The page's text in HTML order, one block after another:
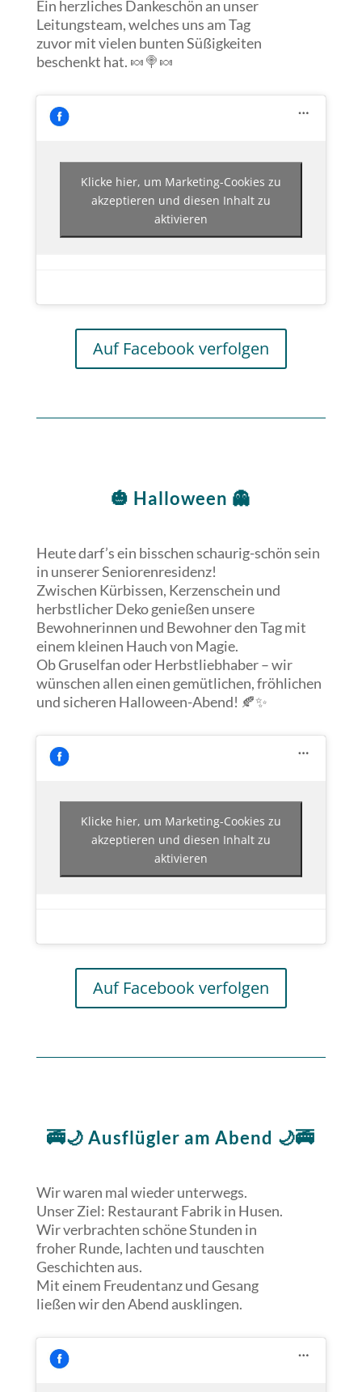
Ein herzliches Dankeschön an unser
Leitungsteam, welches uns am Tag
zuvor mit vielen bunten Süßigkeiten
beschenkt hat. 🍬🍭🍬
Klicke hier, um Marketing-Cookies zu
akzeptieren und diesen Inhalt zu
aktivieren
Auf Facebook verfolgen
🎃 Halloween 👻
Heute darf’s ein bisschen schaurig-schön sein
in unserer Seniorenresidenz!
Zwischen Kürbissen, Kerzenschein und
herbstlicher Deko genießen unsere
Bewohnerinnen und Bewohner den Tag mit
einem kleinen Hauch von Magie.
Ob Gruselfan oder Herbstliebhaber – wir
wünschen allen einen gemütlichen, fröhlichen
und sicheren Halloween-Abend! 🍂✨
Klicke hier, um Marketing-Cookies zu
akzeptieren und diesen Inhalt zu
aktivieren
Auf Facebook verfolgen
🚎🌙 Ausflügler am Abend 🌙🚎
Wir waren mal wieder unterwegs.
Unser Ziel: Restaurant Fabrik in Husen.
Wir verbrachten schöne Stunden in
froher Runde, lachten und tauschten
Geschichten aus.
Mit einem Freudentanz und Gesang
ließen wir den Abend ausklingen.